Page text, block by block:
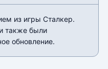
из игры Сталкер.
также были
обновление.